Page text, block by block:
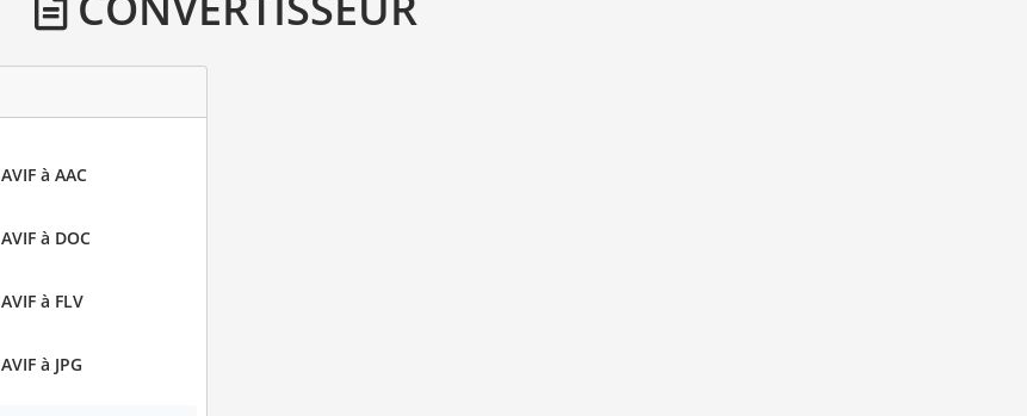
AVIF à AAC
AVIF à DOC
AVIF à FLV
AVIF à JPG